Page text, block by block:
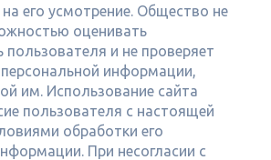
его усмотрение. Общество не
оценивать
пользователя и не проверяет
информации,
им. Использование сайта
пользователя с настоящей
обработки его
При несогласии с